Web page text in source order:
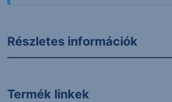
Részletes információk
Termék linkek